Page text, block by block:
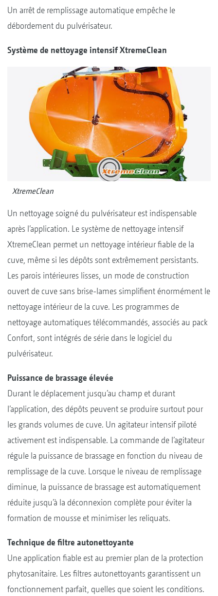
Un arrêt de remplissage automatique empêche le
débordement du pulvérisateur.
Système de nettoyage intensif XtremeClean
XtremeClean
Un nettoyage soigné du pulvérisateur est indispensable
après l’application. Le système de nettoyage intensif
XtremeClean permet un nettoyage intérieur fiable de la
cuve, même si les dépôts sont extrêmement persistants.
Les parois intérieures lisses, un mode de construction
ouvert de cuve sans brise-lames simplifient énormément le
nettoyage intérieur de la cuve. Les programmes de
nettoyage automatiques télécommandés, associés au pack
Confort, sont intégrés de série dans le logiciel du
pulvérisateur.
Puissance de brassage élevée
Durant le déplacement jusqu’au champ et durant
l’application, des dépôts peuvent se produire surtout pour
les grands volumes de cuve. Un agitateur intensif piloté
activement est indispensable. La commande de l’agitateur
régule la puissance de brassage en fonction du niveau de
remplissage de la cuve. Lorsque le niveau de remplissage
diminue, la puissance de brassage est automatiquement
réduite jusqu’à la déconnexion complète pour éviter la
formation de mousse et minimiser les reliquats.
Technique de filtre autonettoyante
Une application fiable est au premier plan de la protection
phytosanitaire. Les filtres autonettoyants garantissent un
fonctionnement parfait, quelles que soient les conditions.